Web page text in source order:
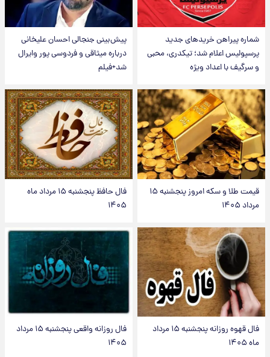
شماره پیراهن خریدهای جدید
پرسپولیس اعلام شد؛ تیکدری، محبی
و سرگیف با اعداد ویژه
پیش‌بینی جنجالی احسان علیخانی
درباره میثاقی و فردوسی پور وایرال
شد+فیلم
قیمت طلا و سکه امروز پنجشنبه ۱۵
مرداد ۱۴۰۵
فال حافظ پنجشنبه ۱۵ مرداد ماه
۱۴۰۵
فال قهوه روزانه پنجشنبه ۱۵ مرداد
ماه ۱۴۰۵
فال روزانه واقعی پنجشنبه ۱۵ مرداد
۱۴۰۵